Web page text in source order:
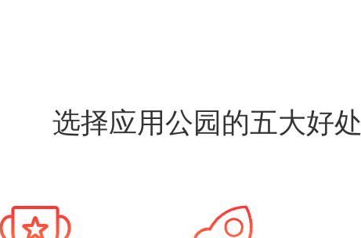
选择应用公园的五大好处